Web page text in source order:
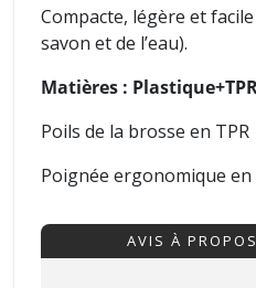
Compacte, légère et
savon et de l’eau).
Matières :
Poils de la brosse en TPR
Poignée ergonomique
AVIS À